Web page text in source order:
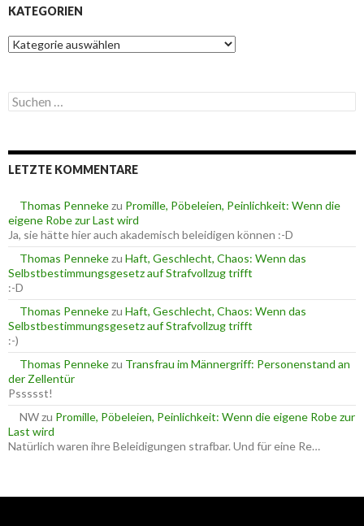
KATEGORIEN
K
a
g
o
n
S
u
e
n
c
h
:
LETZTE KOMMENTARE
Thomas Pennekezu Promille, Pöbeleien, Peinlichkeit: Wenn die
eigene Robe zur Last wird
Ja, sie hätte hier auch akademisch beleidigen können :-D
Thomas Pennekezu Haft, Geschlecht, Chaos: Wenn das
Selbstbestimmungsgesetz auf Strafvollzug trifft
:-D
Thomas Pennekezu Haft, Geschlecht, Chaos: Wenn das
Selbstbestimmungsgesetz auf Strafvollzug trifft
:-)
Thomas Pennekezu Transfrau im Männergriff: Personenstand an
der Zellentür
Pssssst!
NWzu Promille, Pöbeleien, Peinlichkeit: Wenn die eigene Robe zur
Last wird
Natürlich waren ihre Beleidigungen strafbar. Und für eine Re…